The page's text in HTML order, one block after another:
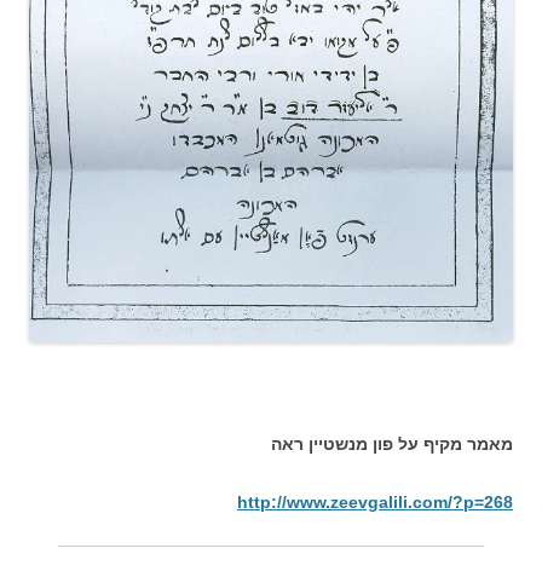
מאמר מקיף על פון מנשטיין ראה
http://www.zeevgalili.com/?p=268